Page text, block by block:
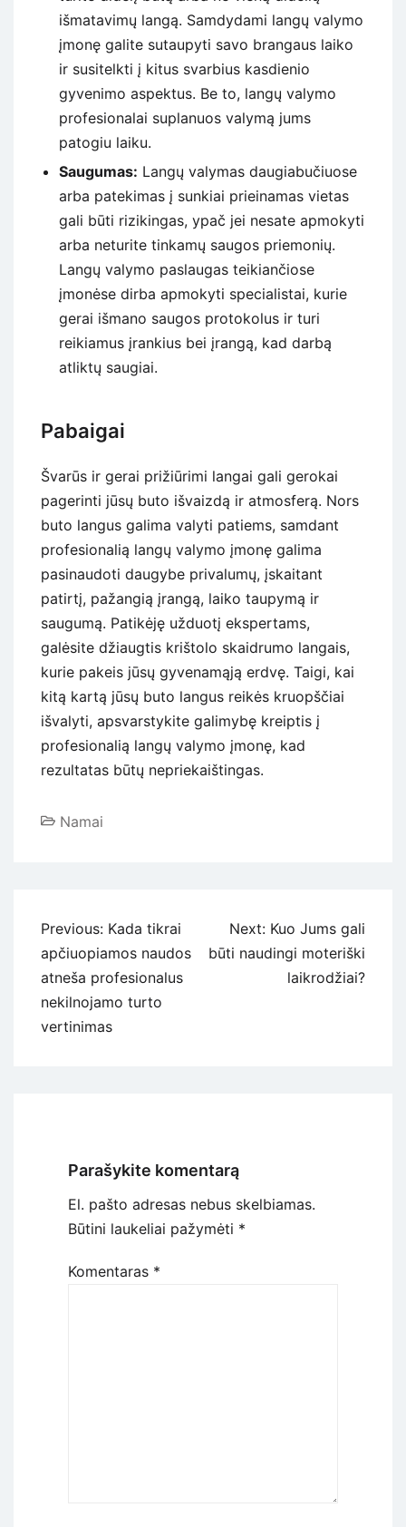
išmatavimų langą. Samdydami langų valymo
įmonę galite sutaupyti savo brangaus laiko
ir susitelkti į kitus svarbius kasdienio
gyvenimo aspektus. Be to, langų valymo
profesionalai suplanuos valymą jums
patogiu laiku.
Saugumas: Langų valymas daugiabučiuose
arba patekimas į sunkiai prieinamas vietas
gali būti rizikingas, ypač jei nesate apmokyti
arba neturite tinkamų saugos priemonių.
Langų valymo paslaugas teikiančiose
įmonėse dirba apmokyti specialistai, kurie
gerai išmano saugos protokolus ir turi
reikiamus įrankius bei įrangą, kad darbą
atliktų saugiai.
Pabaigai
Švarūs ir gerai prižiūrimi langai gali gerokai
pagerinti jūsų buto išvaizdą ir atmosferą. Nors
buto langus galima valyti patiems, samdant
profesionalią langų valymo įmonę galima
pasinaudoti daugybe privalumų, įskaitant
patirtį, pažangią įrangą, laiko taupymą ir
saugumą. Patikėję užduotį ekspertams,
galėsite džiaugtis krištolo skaidrumo langais,
kurie pakeis jūsų gyvenamąją erdvę. Taigi, kai
kitą kartą jūsų buto langus reikės kruopščiai
išvalyti, apsvarstykite galimybę kreiptis į
profesionalią langų valymo įmonę, kad
rezultatas būtų nepriekaištingas.
Namai
Navigacija
tarp
įrašų
Previous: Kada tikrai
apčiuopiamos naudos
atneša profesionalus
nekilnojamo turto
vertinimas
Next: Kuo Jums gali
būti naudingi moteriški
laikrodžiai?
Parašykite komentarą
El. pašto adresas nebus skelbiamas.
Būtini laukeliai pažymėti *
Komentaras *